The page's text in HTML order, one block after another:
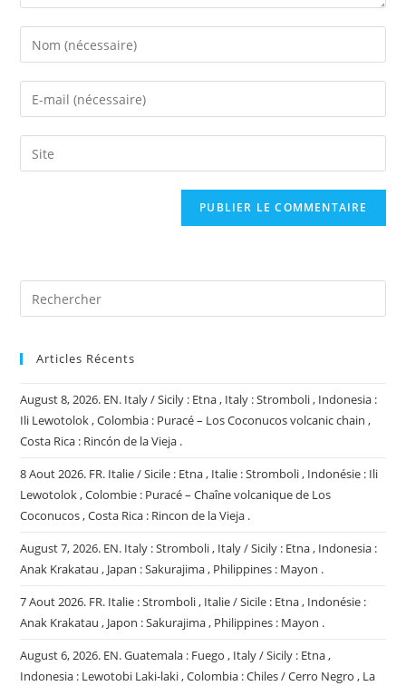
Enter
your
name
comment
Enter
your
email
address
Saisir
l’URL
Articles Récents
August 8, 2026. EN. Italy / Sicily : Etna , Italy : Stromboli , Indonesia :
Ili Lewotolok , Colombia : Puracé – Los Coconucos volcanic chain ,
Costa Rica : Rincón de la Vieja .
8 Aout 2026. FR. Italie / Sicile : Etna , Italie : Stromboli , Indonésie : Ili
Lewotolok , Colombie : Puracé – Chaîne volcanique de Los
Coconucos , Costa Rica : Rincon de la Vieja .
August 7, 2026. EN. Italy : Stromboli , Italy / Sicily : Etna , Indonesia :
Anak Krakatau , Japan : Sakurajima , Philippines : Mayon .
7 Aout 2026. FR. Italie : Stromboli , Italie / Sicile : Etna , Indonésie :
Anak Krakatau , Japon : Sakurajima , Philippines : Mayon .
August 6, 2026. EN. Guatemala : Fuego , Italy / Sicily : Etna ,
Indonesia : Lewotobi Laki-laki , Colombia : Chiles / Cerro Negro , La